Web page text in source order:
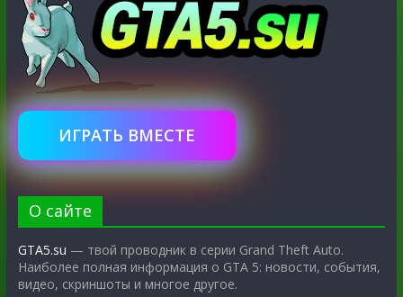
ИГРАТЬ ВМЕСТЕ
О сайте
GTA5.su — твой проводник в серии Grand Theft Auto.
Наиболее полная информация о GTA 5: новости, события,
видео, скриншоты и многое другое.